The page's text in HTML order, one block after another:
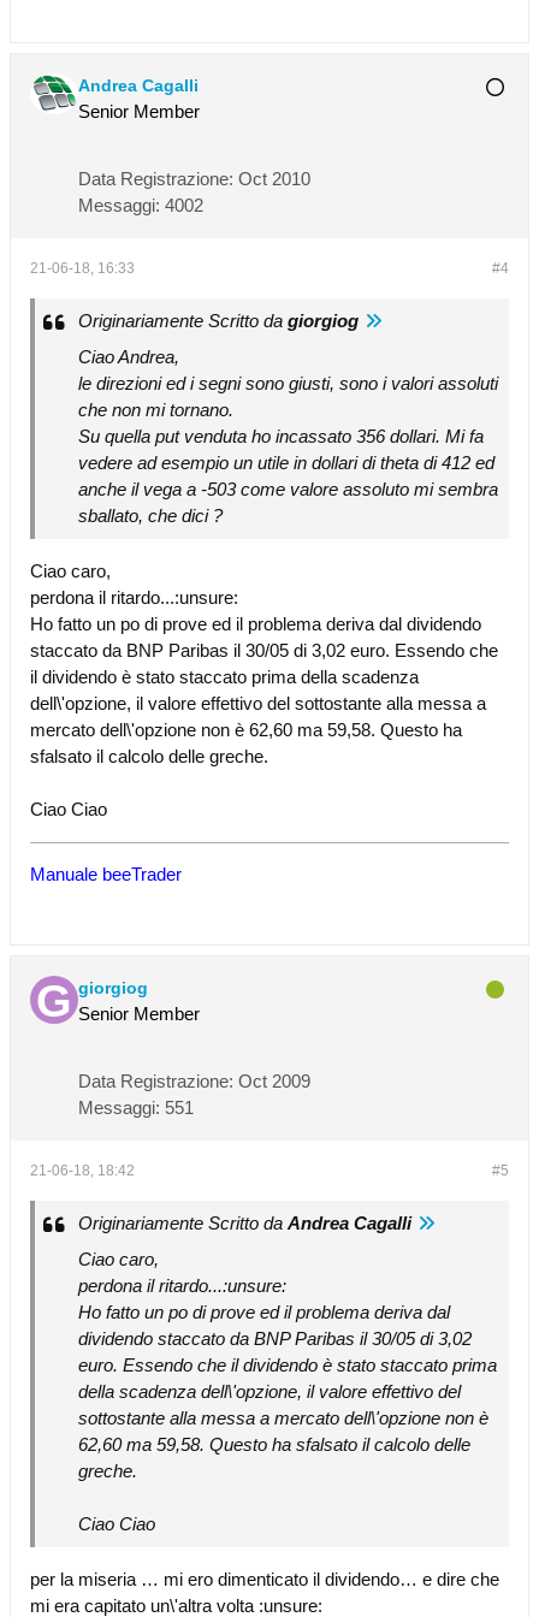
Andrea Cagalli
Senior Member
Data Registrazione: Oct 2010
Messaggi: 4002
#4
21-06-18, 16:33
Originariamente Scritto da giorgiog
Ciao Andrea,
le direzioni ed i segni sono giusti, sono i valori assoluti
che non mi tornano.
Su quella put venduta ho incassato 356 dollari. Mi fa
vedere ad esempio un utile in dollari di theta di 412 ed
anche il vega a -503 come valore assoluto mi sembra
sballato, che dici ?
Ciao caro,
perdona il ritardo...:unsure:
Ho fatto un po di prove ed il problema deriva dal dividendo
staccato da BNP Paribas il 30/05 di 3,02 euro. Essendo che
il dividendo è stato staccato prima della scadenza
dell\'opzione, il valore effettivo del sottostante alla messa a
mercato dell\'opzione non è 62,60 ma 59,58. Questo ha
sfalsato il calcolo delle greche.
Ciao Ciao
Manuale beeTrader
giorgiog
Senior Member
Data Registrazione: Oct 2009
Messaggi: 551
#5
21-06-18, 18:42
Originariamente Scritto da Andrea Cagalli
Ciao caro,
perdona il ritardo...:unsure:
Ho fatto un po di prove ed il problema deriva dal
dividendo staccato da BNP Paribas il 30/05 di 3,02
euro. Essendo che il dividendo è stato staccato prima
della scadenza dell\'opzione, il valore effettivo del
sottostante alla messa a mercato dell\'opzione non è
62,60 ma 59,58. Questo ha sfalsato il calcolo delle
greche.
Ciao Ciao
per la miseria … mi ero dimenticato il dividendo… e dire che
mi era capitato un\'altra volta :unsure: